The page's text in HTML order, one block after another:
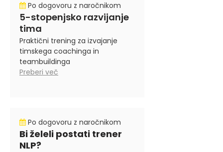
Po dogovoru z naročnikom
5-stopenjsko razvijanje
tima
Praktični trening za izvajanje
timskega coachinga in
teambuildinga
Preberi več
Po dogovoru z naročnikom
Bi želeli postati trener
NLP?